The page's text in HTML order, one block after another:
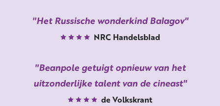
Het Russische wonderkind Balagov
NRC Handelsblad
Beanpole getuigt opnieuw van het
uitzonderlijke talent van de cineast
de Volkskrant